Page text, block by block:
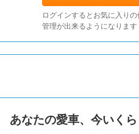
ログインするとお気に入り
管理が出来るようになります
あなたの愛車、今いくら